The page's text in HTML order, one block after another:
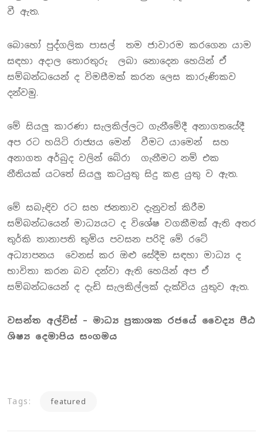
වී ඇත.
බොහෝ පුද්ගලික පාසල් තම ජාවාරම කරගෙන යාම
සඳහා අදාල තොරතුරු ලබා නොදෙන හෙයින් ඒ
සම්බන්ධයෙන් ද විමසීමක් කරන ලෙස කාරුණිකව
දන්වමු.
මේ සියලු කාරණා සැලකිල්ලට ගැනීමේදී අනාගතයේදී
අප රට හයිටි රාජ්‍යය මෙන් වීමට යාමෙන් සහ
අනාගත අර්බුද වලින් බේරා ගැනීමට නම් එක
නීතියක් යටතේ සියලු කටයුතු සිදු කළ යුතු ව ඇත.
මේ සබැඳිව රට සහ ජනතාව දැනුවත් කිරීම
සම්බන්ධයෙන් මාධ්‍යයට ද විශේෂ වගකීමක් ඇති අතර
තුර්කි තානාපති තුමිය පවසන පරිදි මේ රටේ
අධ්‍යාපනය වෙනස් කර ඔළු සේදීම සඳහා මාධ්‍ය ද
භාවිතා කරන බව දන්වා ඇති හෙයින් අප ඒ
සම්බන්ධයෙන් ද දැඩි සැලකිල්ලක් දැක්විය යුතුව ඇත.
වසන්ත අල්විස් – මාධ්‍ය ප්‍රකාශක රජයේ වෛද්‍ය පීඨ
ශිෂ්‍ය දෙමාපිය සංගමය
Tags: featured